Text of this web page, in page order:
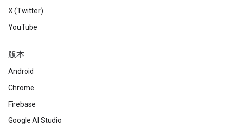
X (Twitter)
YouTube
版本
Android
Chrome
Firebase
Google AI Studio